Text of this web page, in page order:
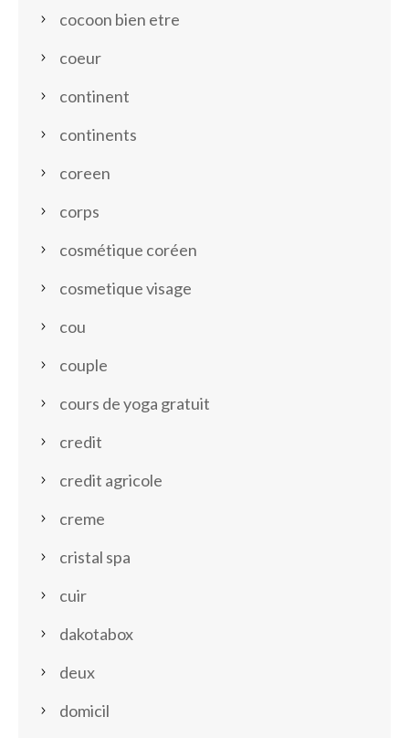
cocoon bien etre
coeur
continent
continents
coreen
corps
cosmétique coréen
cosmetique visage
cou
couple
cours de yoga gratuit
credit
credit agricole
creme
cristal spa
cuir
dakotabox
deux
domicil